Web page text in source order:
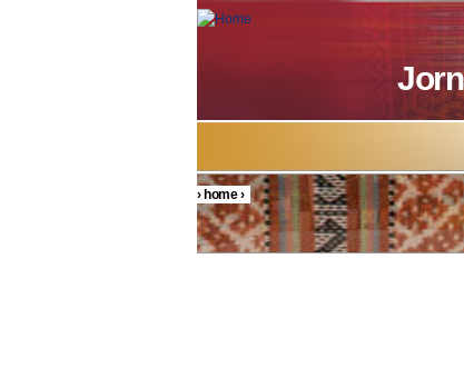
You are here
›home›